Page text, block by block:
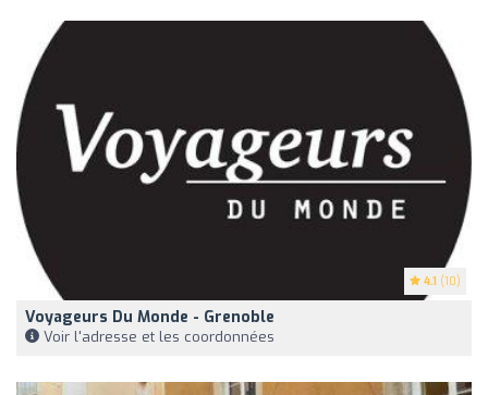
4.1 (10)
Voyageurs Du Monde - Grenoble
Voir l'adresse et les coordonnées